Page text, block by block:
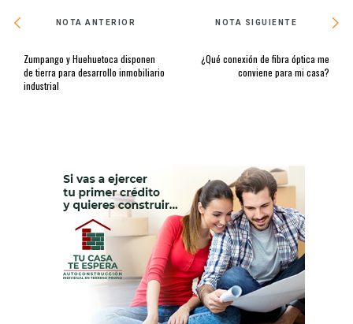
NOTA ANTERIOR
Zumpango y Huehuetoca disponen
de tierra para desarrollo inmobiliario
industrial
NOTA SIGUIENTE
¿Qué conexión de fibra óptica me
conviene para mi casa?